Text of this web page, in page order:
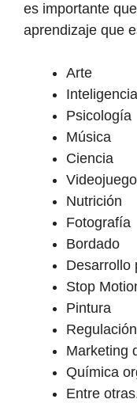
es importante
aprendizaje que
Arte
Psicología
Música
Ciencia
Nutrición
Fotografía
Bordado
Desarrollo
Stop
Pintura
Marketing
Química
Entre